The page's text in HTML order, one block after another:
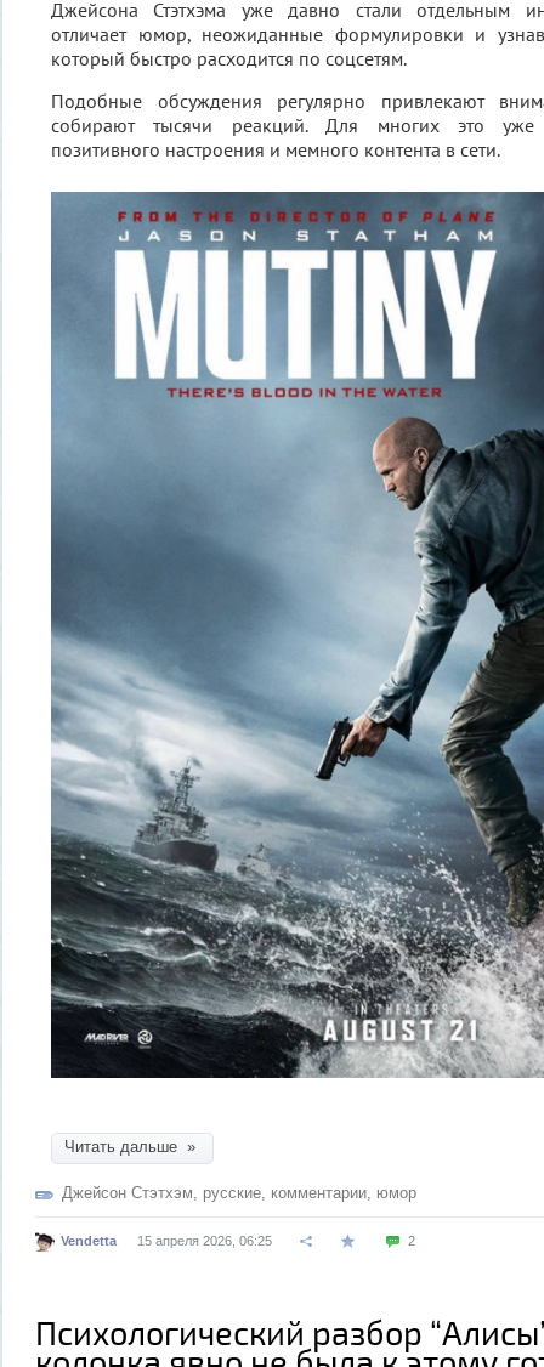
Джейсона Стэтхэма уже давно стали отдельным
отличает юмор, неожиданные формулировки и
который быстро расходится по соцсетям.
Подобные обсуждения регулярно привлекают
собирают тысячи реакций. Для многих это уже
позитивного настроения и мемного контента в сети.
Читать дальше »
Джейсон Стэтхэм русские комментарии юмор
Vendetta 15 апреля 2026, 06:25 2
Психологический разбор